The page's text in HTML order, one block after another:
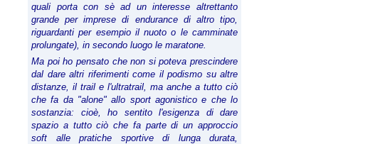
quali porta con sè ad un interesse altrettanto
grande per imprese di endurance di altro tipo,
riguardanti per esempio il nuoto o le camminate
prolungate), in secondo luogo le maratone.
Ma poi ho pensato che non si poteva prescindere
dal dare altri riferimenti come il podismo su altre
distanze, il trail e l'ultratrail, ma anche a tutto ciò
che fa da "alone" allo sport agonistico e che lo
sostanzia: cioè, ho sentito l'esigenza di dare
spazio a tutto ciò che fa parte di un approccio
soft alle pratiche sportive di lunga durata,